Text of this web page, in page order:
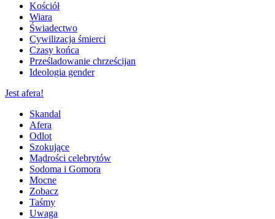
Kościół
Wiara
Świadectwo
Cywilizacja śmierci
Czasy końca
Prześladowanie chrześcijan
Ideologia gender
Jest afera!
Skandal
Afera
Odlot
Szokujące
Mądrości celebrytów
Sodoma i Gomora
Mocne
Zobacz
Taśmy
Uwaga